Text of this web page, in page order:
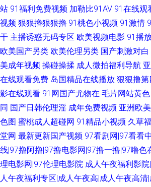
站 91福利免费视频 加勒比91AV 91在线观
视频 狠狠擼狠狠擼 91桃色小视频 91激情
干 主播诱惑无码专区 欧美视频电影 91播
欧美国产另类 欧美伦理另类 国产刺激对白
美成年视频 操碰操揉 成人微拍福利导航
在线观看免费 岛国精品在线播放 狠狠撸第
影在线观看 91网国产尤物在 毛片网站黄色
同 国产日韩伦理淫 成年免费视频 亚洲欧
色图 蜜桃成人超碰网 91精品小视频 久草
堂网 最新更新国产视频 97看剧网|97看看
线|97撸阿撸|97撸电影网|97撸一撸|97噜色
理电影网|97伦理电影院 成人午夜福利影
人午夜福利专区|成人午夜高|成人午夜高